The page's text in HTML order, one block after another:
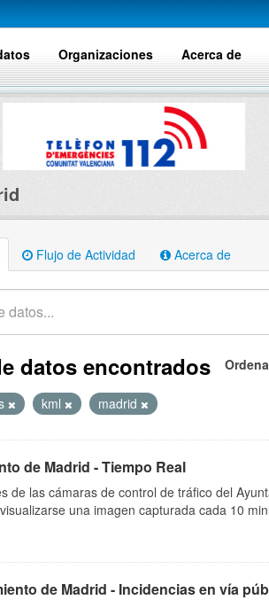
Organizaciones Acerca de
Flujo de Actividad Acerca de
datos encontrados
kml madrid
de Madrid - Tiempo Real
de las cámaras de control de tráfico del
una imagen capturada cada 10
de Madrid - Incidencias en vía